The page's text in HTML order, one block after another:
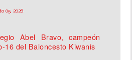
05, 2026
Abel Bravo, campeón
16 del Baloncesto Kiwanis